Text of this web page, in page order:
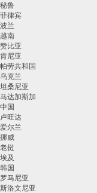
秘鲁
菲律宾
波兰
越南
赞比亚
肯尼亚
帕劳共和国
乌克兰
坦桑尼亚
马达加斯加
中国
卢旺达
爱尔兰
挪威
老挝
埃及
韩国
罗马尼亚
斯洛文尼亚